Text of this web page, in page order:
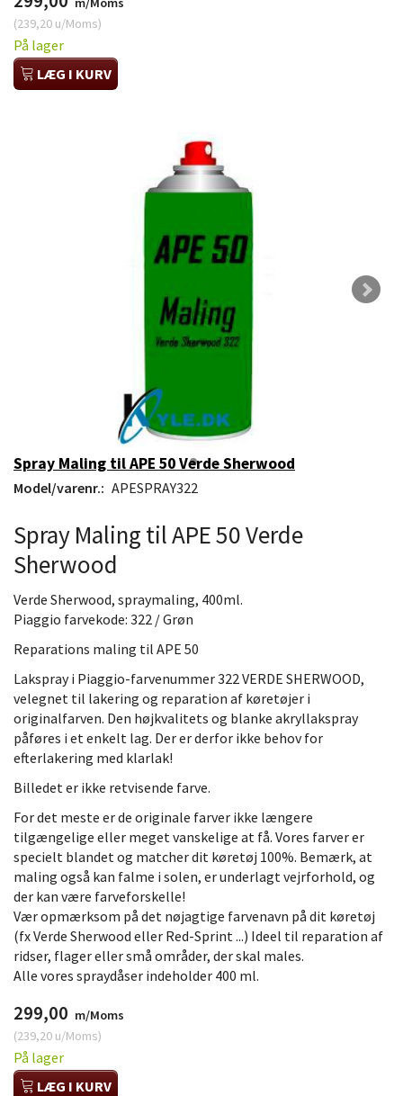
(239,20 u/Moms)
På lager
LÆG I KURV
Spray Maling til APE 50 Verde Sherwood
Model/varenr.: APESPRAY322
Spray Maling til APE 50 Verde
Sherwood
Verde Sherwood, spraymaling, 400ml.
Piaggio farvekode: 322 / Grøn
Reparations maling til APE 50
Lakspray i Piaggio-farvenummer 322 VERDE SHERWOOD,
velegnet til lakering og reparation af køretøjer i
originalfarven. Den højkvalitets og blanke akryllakspray
påføres i et enkelt lag. Der er derfor ikke behov for
efterlakering med klarlak!
Billedet er ikke retvisende farve.
For det meste er de originale farver ikke længere
tilgængelige eller meget vanskelige at få. Vores farver er
specielt blandet og matcher dit køretøj 100%. Bemærk, at
maling også kan falme i solen, er underlagt vejrforhold, og
der kan være farveforskelle!
Vær opmærksom på det nøjagtige farvenavn på dit køretøj
(fx Verde Sherwood eller Red-Sprint ...) Ideel til reparation af
ridser, flager eller små områder, der skal males.
Alle vores spraydåser indeholder 400 ml.
299,00 m/Moms
(239,20 u/Moms)
På lager
LÆG I KURV